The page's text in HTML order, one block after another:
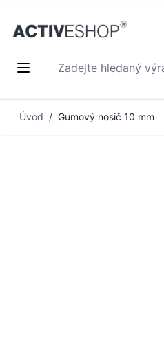
Zadejte hledaný výraz...
Úvod / Gumový nosič 10 mm